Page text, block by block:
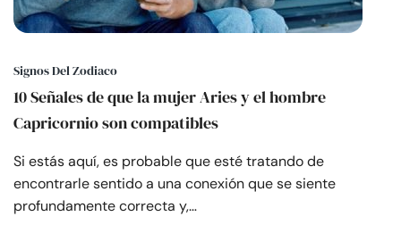
Signos Del Zodiaco
10 Señales de que la mujer Aries y el hombre
Capricornio son compatibles
Si estás aquí, es probable que esté tratando de
encontrarle sentido a una conexión que se siente
profundamente correcta y,…